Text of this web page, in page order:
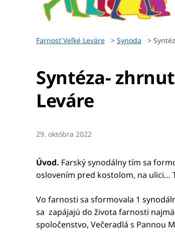
Farnosť Veľké Leváre > Synoda >
Syntéza-
Leváre
29. októbra 2022
Úvod. Farský synodálny tím sa
oslovením pred kostolom, na ulici…
Vo farnosti sa sformovala 1
sa zapájajú do života farnosti
spoločenstvo, Večeradlá s Pannou